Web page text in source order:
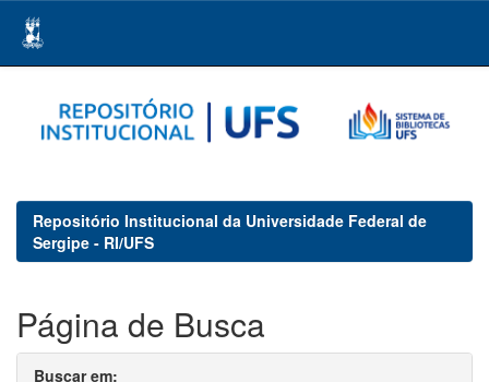
navigation
Repositório Institucional da Universidade Federal de
Sergipe - RI/UFS
Página de Busca
Buscar em: